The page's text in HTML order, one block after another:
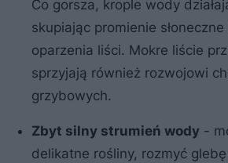
Co gorsza, krople wody
skupiając promienie
oparzenia liści. Mokre liście
sprzyjają również rozwojowi
grzybowych.
Zbyt silny strumień wody -
delikatne rośliny, rozmyć glebę